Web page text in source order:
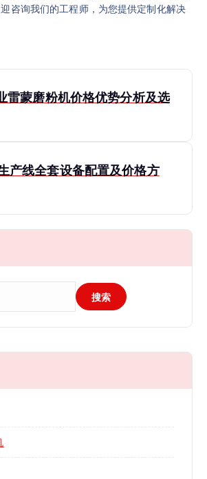
咨询我们的工程师，为您提供定制化解决
雷蒙磨粉机价格优势分析及选
产线全套设备配置及价格方